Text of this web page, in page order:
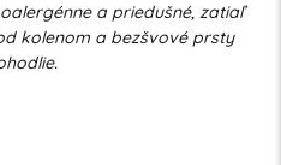
a priedušné, zatiaľ
kolenom a bezšvové prsty